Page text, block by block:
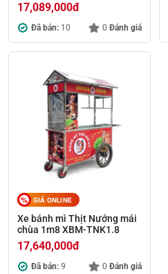
17,089,000đ
Đã bán: 10 0 Đánh giá
GIÁ ONLINE
Xe bánh mì Thịt Nướng mái
chùa 1m8 XBM-TNK1.8
17,640,000đ
Đã bán: 9 0 Đánh giá